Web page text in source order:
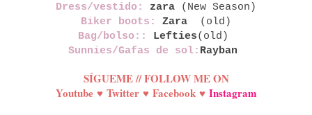
Dress/vestido:
zara (New Season)
Biker boots: Zara
(old)
Bag/bolso::
Lefties(old)
Sunnies/Gafas de sol: Rayban
SÍGUEME // FOLLOW ME ON
Youtube ♥ Twitter ♥ Facebook ♥ Instagram